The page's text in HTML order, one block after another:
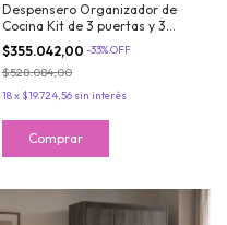
Despensero Organizador de
Cocina Kit de 3 puertas y 3
cajones Grafito Teca Maximo
Acapulco
$355.042,00 -33%OFF
$528.084,00
18x $19.724,56 sin interés